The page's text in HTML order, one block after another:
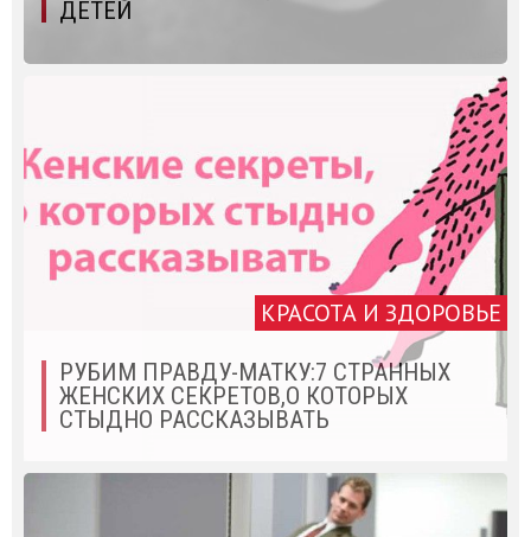
ДЕТЕЙ
КРАСОТА И ЗДОРОВЬЕ
РУБИМ ПРАВДУ-МАТКУ:7 СТРАННЫХ
ЖЕНСКИХ СЕКРЕТОВ,О КОТОРЫХ
СТЫДНО РАССКАЗЫВАТЬ